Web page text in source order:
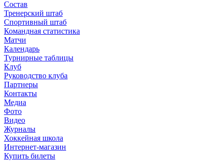
Состав
Тренерский штаб
Спортивный штаб
Командная статистика
Матчи
Календарь
Турнирные таблицы
Клуб
Руководство клуба
Партнеры
Контакты
Медиа
Фото
Видео
Журналы
Хоккейная школа
Интернет-магазин
Купить билеты